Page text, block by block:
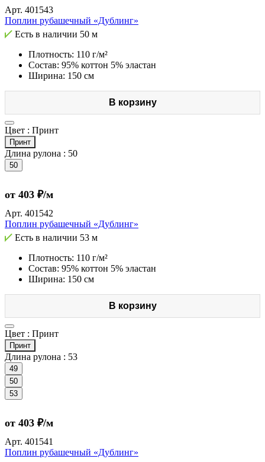
Арт. 401543
Поплин рубашечный «Дублинг»
Есть в наличии 50 м
Плотность: 110 г/м²
Состав: 95% коттон 5% эластан
Ширина: 150 см
В корзину
Цвет : Принт
Принт
Длина рулона : 50
50
от 403 ₽/м
Арт. 401542
Поплин рубашечный «Дублинг»
Есть в наличии 53 м
Плотность: 110 г/м²
Состав: 95% коттон 5% эластан
Ширина: 150 см
В корзину
Цвет : Принт
Принт
Длина рулона : 53
49
50
53
от 403 ₽/м
Арт. 401541
Поплин рубашечный «Дублинг»